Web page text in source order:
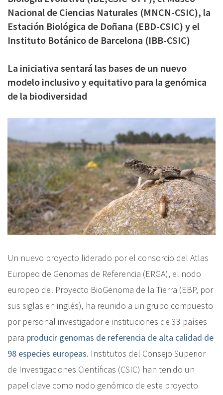
Nacional de Ciencias Naturales (MNCN-CSIC), la
Estación Biológica de Doñana (EBD-CSIC) y el
Instituto Botánico de Barcelona (IBB-CSIC)
La iniciativa sentará las bases de un nuevo
modelo inclusivo y equitativo para la genómica
de la biodiversidad
Un nuevo proyecto liderado por el consorcio del Atlas
Europeo de Genomas de Referencia (ERGA), el nodo
europeo del Proyecto BioGenoma de la Tierra (EBP, por
sus siglas en inglés), ha reunido a un grupo compuesto
por personal investigador e instituciones de 33 países
para producir genomas de referencia de alta calidad de
98 especies europeas. Institutos del Consejo Superior
de Investigaciones Científicas (CSIC) han tenido un
papel clave como nodo genómico de este proyecto